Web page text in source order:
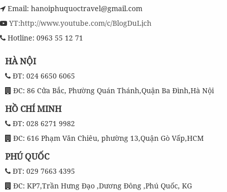
Email: hanoiphuquoctravel@gmail.com
YT:http://www.youtube.com/c/BlogDuLịch
Hotline: 0963 55 12 71
HÀ NỘI
ĐT: 024 6650 6065
ĐC: 86 Cửa Bắc, Phường Quán Thánh,Quận Ba Đình,Hà Nội
HỒ CHÍ MINH
ĐT: 028 6271 9982
ĐC: 616 Phạm Văn Chiêu, phường 13,Quận Gò Vấp,HCM
PHÚ QUỐC
ĐT: 029 7663 4395
ĐC: KP7,Trần Hưng Đạo ,Dương Đông ,Phú Quốc, KG